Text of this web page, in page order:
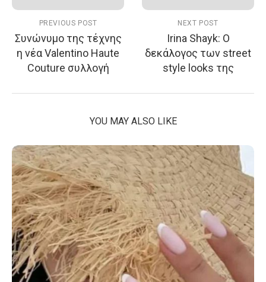
PREVIOUS POST
Συνώνυμο της τέχνης
η νέα Valentino Haute
Couture συλλογή
NEXT POST
Irina Shayk: Ο
δεκάλογος των street
style looks της
YOU MAY ALSO LIKE